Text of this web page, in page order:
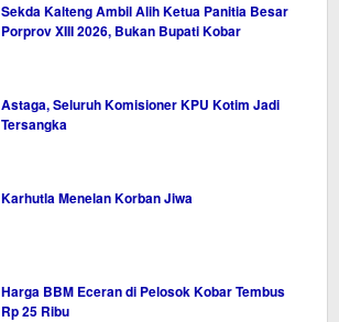
Sekda Kalteng Ambil Alih Ketua Panitia Besar
Porprov XIII 2026, Bukan Bupati Kobar
Astaga, Seluruh Komisioner KPU Kotim Jadi
Tersangka
Karhutla Menelan Korban Jiwa
Harga BBM Eceran di Pelosok Kobar Tembus
Rp 25 Ribu